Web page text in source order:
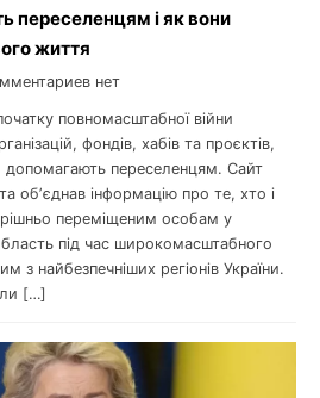
переселенцям і як вони
життя
нет
повномасштабної війни
фондів, хабів та проєктів,
допомагають переселенцям. Сайт
обʼєднав інформацію про те, хто і
переміщеним особам у
під час широкомасштабного
з найбезпечніших регіонів України.
[…]